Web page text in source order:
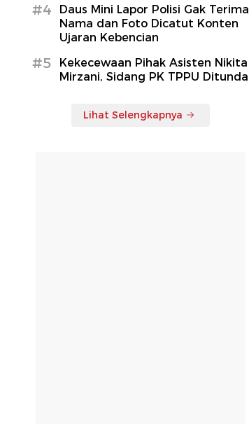
#4
Daus Mini Lapor Polisi Gak Terima
Nama dan Foto Dicatut Konten
Ujaran Kebencian
#5
Kekecewaan Pihak Asisten Nikita
Mirzani, Sidang PK TPPU Ditunda
Lihat Selengkapnya